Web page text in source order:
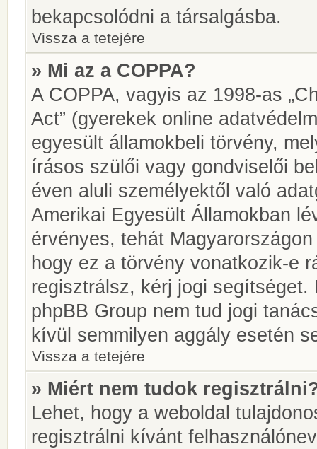
bekapcsolódni a társalgásba.
Vissza a tetejére
» Mi az a COPPA?
A COPPA, vagyis az 1998-as
Act” (gyerekek online
egyesült államokbeli törvény,
írásos szülői vagy gondviselői
éven aluli személyektől való
Amerikai Egyesült Államokban
érvényes, tehát
hogy ez a törvény vonatkozik-e
regisztrálsz, kérj jogi
phpBB Group nem tud jogi
kívül semmilyen aggály esetén
Vissza a tetejére
» Miért nem tudok
Lehet, hogy a weboldal
regisztrálni kívánt